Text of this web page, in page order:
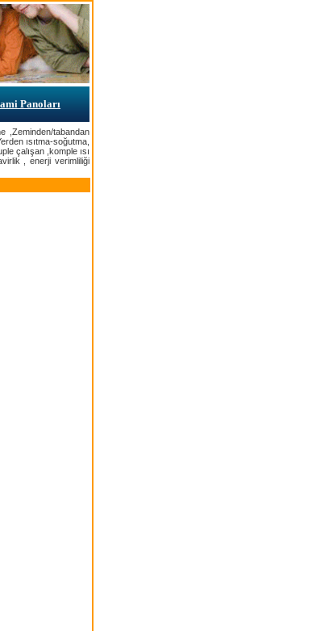
Panoları
,Zeminden/tabandan
ısıtma-soğutma,
çalışan ,komple ısı
, enerji verimliliği